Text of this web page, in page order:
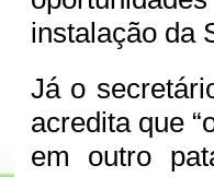
instalação da
Já o
acredita que
em outro